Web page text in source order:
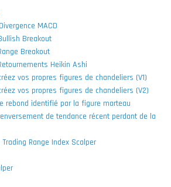
MACD
Breakout
Breakout
Heikin Ashi
vos propres figures de chandeliers (V1)
vos propres figures de chandeliers (V2)
rebond identifié par la figure marteau
de tendance récent perdant de la
Range Index Scalper